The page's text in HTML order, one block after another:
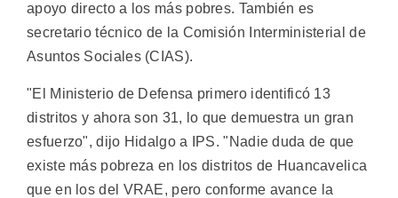
apoyo directo a los más pobres. También es
secretario técnico de la Comisión Interministerial de
Asuntos Sociales (CIAS).
"El Ministerio de Defensa primero identificó 13
distritos y ahora son 31, lo que demuestra un gran
esfuerzo", dijo Hidalgo a IPS. "Nadie duda de que
existe más pobreza en los distritos de Huancavelica
que en los del VRAE, pero conforme avance la